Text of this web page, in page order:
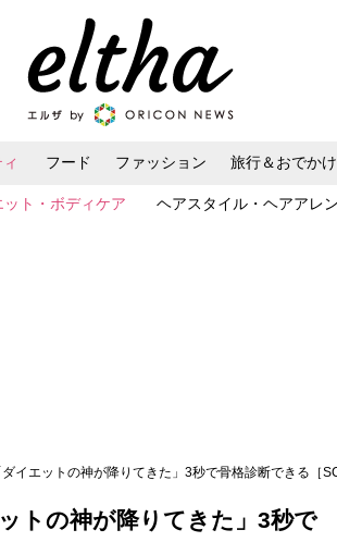
ット・ボディケア ヘアスタイル・ヘアアレ
フード ファッション 旅行＆おでかけ
イエットの神が降りてきた」3秒で骨格診断できる［
トの神が降りてきた」3秒で